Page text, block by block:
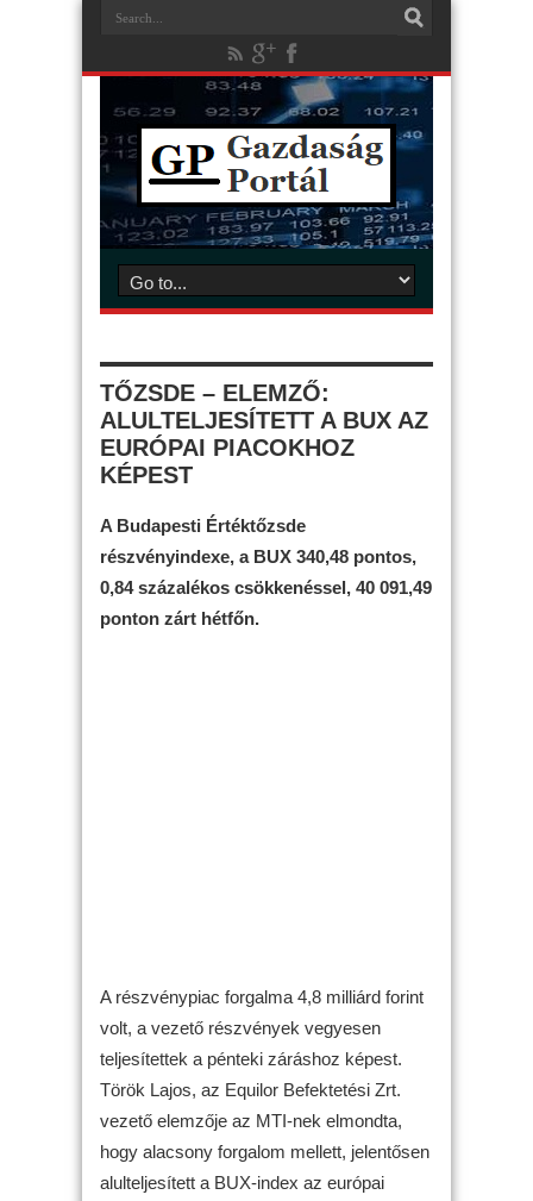
TŐZSDE – ELEMZŐ:
ALULTELJESÍTETT A BUX AZ
EURÓPAI PIACOKHOZ
KÉPEST
A Budapesti Értéktőzsde
részvényindexe, a BUX 340,48 pontos,
0,84 százalékos csökkenéssel, 40 091,49
ponton zárt hétfőn.
A részvénypiac forgalma 4,8 milliárd forint
volt, a vezető részvények vegyesen
teljesítettek a pénteki záráshoz képest.
Török Lajos, az Equilor Befektetési Zrt.
vezető elemzője az MTI-nek elmondta,
hogy alacsony forgalom mellett, jelentősen
alulteljesített a BUX-index az európai